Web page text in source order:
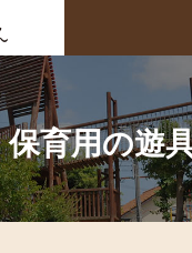
保育用の遊